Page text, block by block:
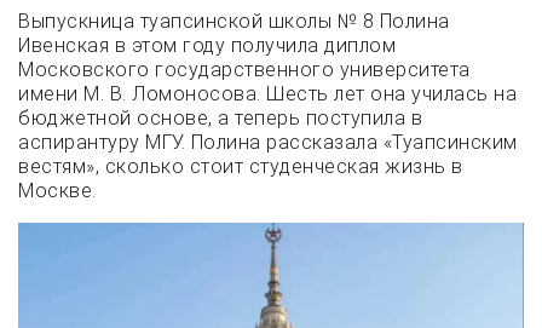
Выпускница туапсинской школы № 8 Полина
Ивенская в этом году получила диплом
Московского государственного университета
имени М. В. Ломоносова. Шесть лет она училась на
бюджетной основе, а теперь поступила в
аспирантуру МГУ. Полина рассказала «Туапсинским
вестям», сколько стоит студенческая жизнь в
Москве.